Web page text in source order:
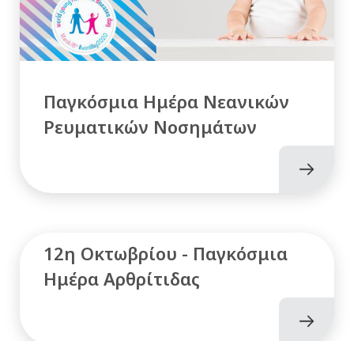
Παγκόσμια Ημέρα Νεανικών
Ρευματικών Νοσημάτων
12η Οκτωβρίου - Παγκόσμια
Ημέρα Αρθρίτιδας